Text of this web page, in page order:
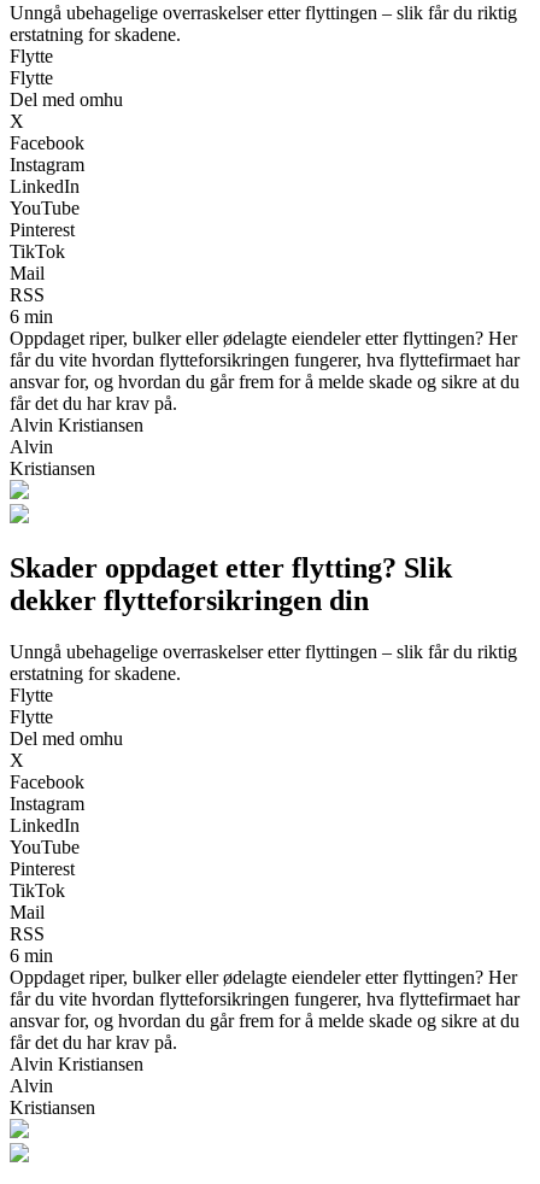
Unngå ubehagelige overraskelser etter flyttingen – slik får du riktig
erstatning for skadene.
Flytte
Flytte
Del med omhu
X
Facebook
Instagram
LinkedIn
YouTube
Pinterest
TikTok
Mail
RSS
6 min
Oppdaget riper, bulker eller ødelagte eiendeler etter flyttingen? Her
får du vite hvordan flytteforsikringen fungerer, hva flyttefirmaet har
ansvar for, og hvordan du går frem for å melde skade og sikre at du
får det du har krav på.
Alvin Kristiansen
Alvin
Kristiansen
Skader oppdaget etter flytting? Slik
dekker flytteforsikringen din
Unngå ubehagelige overraskelser etter flyttingen – slik får du riktig
erstatning for skadene.
Flytte
Flytte
Del med omhu
X
Facebook
Instagram
LinkedIn
YouTube
Pinterest
TikTok
Mail
RSS
6 min
Oppdaget riper, bulker eller ødelagte eiendeler etter flyttingen? Her
får du vite hvordan flytteforsikringen fungerer, hva flyttefirmaet har
ansvar for, og hvordan du går frem for å melde skade og sikre at du
får det du har krav på.
Alvin Kristiansen
Alvin
Kristiansen